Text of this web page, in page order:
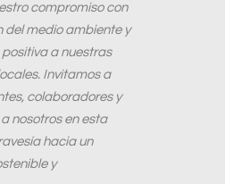
compromiso con
del medio ambiente y
a nuestras
Invitamos a
colaboradores y
nosotros en esta
hacia un
y